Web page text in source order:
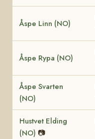
Åspe Linn (NO)
Åspe Rypa (NO)
Åspe Svarten
(NO)
Hustvet Elding
(NO) 📷